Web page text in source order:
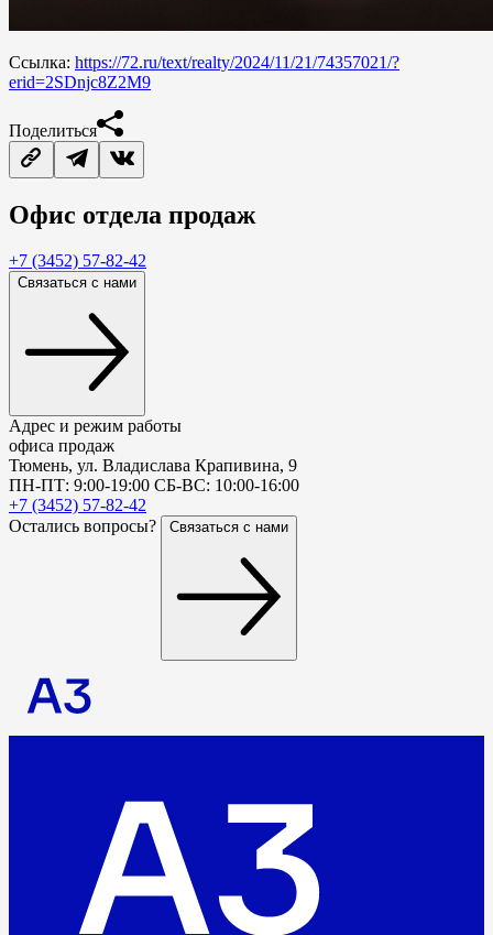
Ссылка: https://72.ru/text/realty/2024/11/21/74357021/?
erid=2SDnjc8Z2M9
Поделиться
Офис отдела продаж
+7 (3452) 57-82-42
Связаться с нами
Адрес и режим работы
офиса продаж
Тюмень, ул. Владислава Крапивина, 9
ПН-ПТ: 9:00-19:00 СБ-ВС: 10:00-16:00
+7 (3452) 57-82-42
Остались вопросы?
Связаться с нами